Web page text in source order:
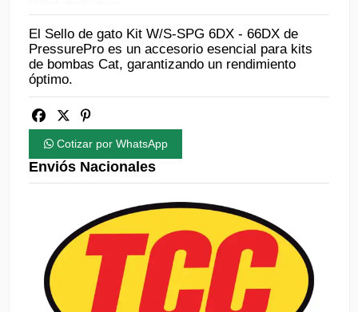
El Sello de gato Kit W/S-SPG 6DX - 66DX de
PressurePro es un accesorio esencial para kits
de bombas Cat, garantizando un rendimiento
óptimo.
Cotizar por WhatsApp
Enviós Nacionales